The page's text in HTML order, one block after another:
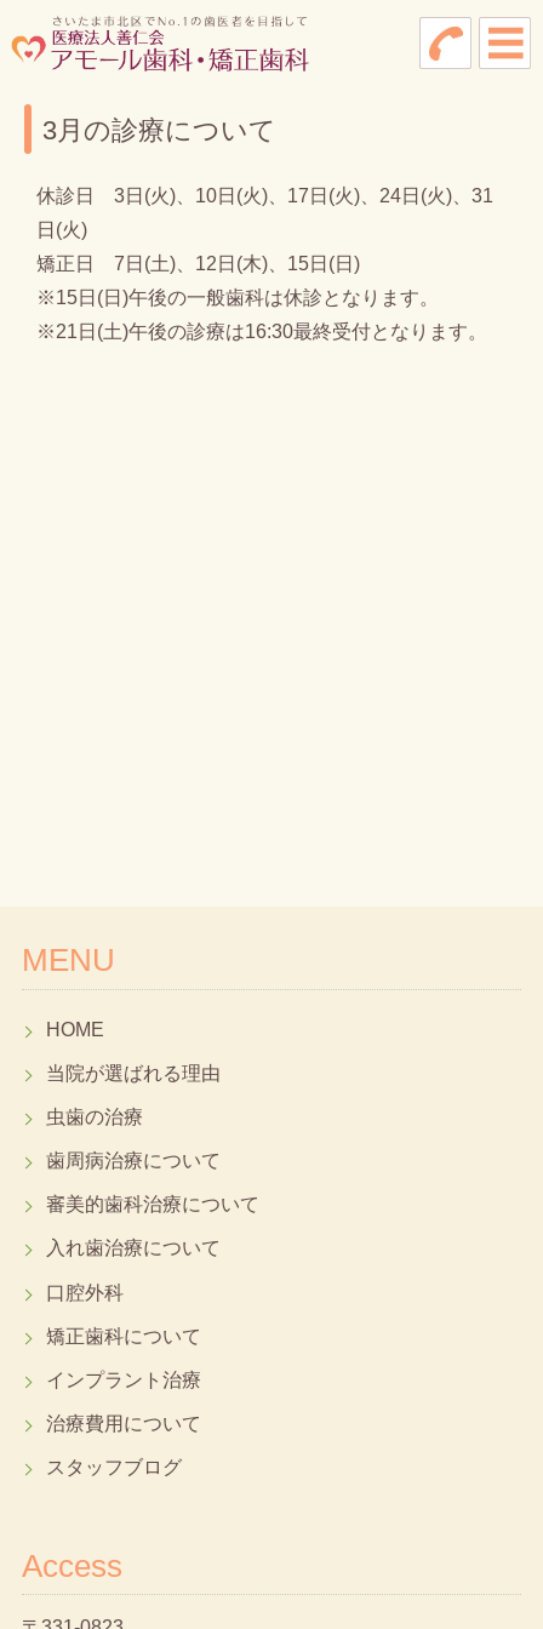
3月の診療について
休診日 3日(火)、10日(火)、17日(火)、24日(火)、31
日(火)
矯正日 7日(土)、12日(木)、15日(日)
※15日(日)午後の一般歯科は休診となります。
※21日(土)午後の診療は16:30最終受付となります。
MENU
HOME
当院が選ばれる理由
虫歯の治療
歯周病治療について
審美的歯科治療について
入れ歯治療について
口腔外科
矯正歯科について
インプラント治療
治療費用について
スタッフブログ
Access